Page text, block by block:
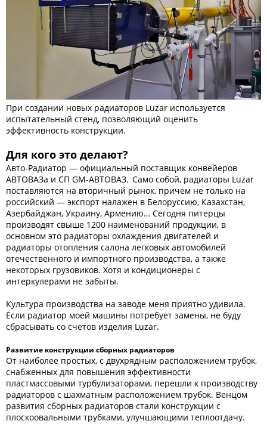
При создании новых радиаторов Luzar используется
испытательный стенд, позволяющий оценить
эффективность конструкции.
Для кого это делают?
Авто-Радиатор — официальный поставщик конвейеров
АВТОВАЗа и СП GM-АВТОВАЗ. Само собой, радиаторы Luzar
поставляются на вторичный рынок, причем не только на
российский — экспорт налажен в Белоруссию, Казахстан,
Азербайджан, Украину, Армению… Сегодня питерцы
производят свыше 1200 наименований продукции, в
основном это радиаторы охлаждения двигателей и
радиаторы отопления салона легковых автомобилей
отечественного и импортного производства, а также
некоторых грузовиков. Хотя и кондиционеры с
интеркулерами не забыты.
Культура производства на заводе меня приятно удивила.
Если радиатор моей машины потребует замены, не буду
сбрасывать со счетов изделия Luzar.
Развитие конструкции сборных радиаторов
От наиболее простых, с двухрядным расположением трубок,
снабженных для повышения эффективности
пластмассовыми турбулизаторами, перешли к производству
радиаторов с шахматным расположением трубок. Венцом
развития сборных радиаторов стали конструкции с
плоскоовальными трубками, улучшающими теплоотдачу.